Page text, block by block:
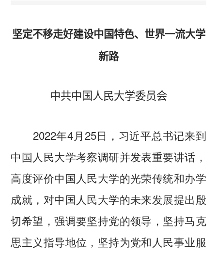
坚定不移走好建设中国特色、世界一流大学
新路
中共中国人民大学委员会
2022年4月25日，习近平总书记来到
中国人民大学考察调研并发表重要讲话，
高度评价中国人民大学的光荣传统和办学
成就，对中国人民大学的未来发展提出殷
切希望，强调要坚持党的领导，坚持马克
思主义指导地位，坚持为党和人民事业服